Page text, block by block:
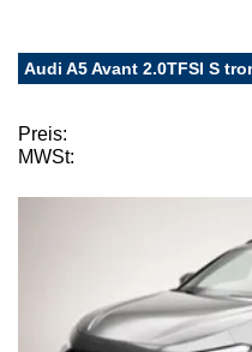
Audi A5 Avant 2.0TFSI S
Preis:
MWSt: